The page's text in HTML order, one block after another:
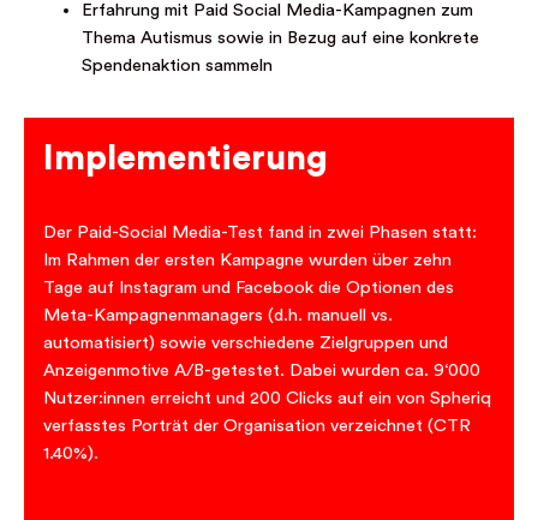
Erfahrung mit Paid Social Media-Kampagnen zum
Thema Autismus sowie in Bezug auf eine konkrete
Spendenaktion sammeln
Implementierung
Der Paid-Social Media-Test fand in zwei Phasen statt:
Im Rahmen der ersten Kampagne wurden über zehn
Tage auf Instagram und Facebook die Optionen des
Meta-Kampagnenmanagers (d.h. manuell vs.
automatisiert) sowie verschiedene Zielgruppen und
Anzeigenmotive A/B-getestet. Dabei wurden ca. 9‘000
Nutzer:innen erreicht und 200 Clicks auf ein von Spheriq
verfasstes Porträt der Organisation verzeichnet (CTR
1.40%).